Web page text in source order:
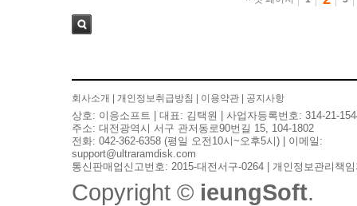
회사소개 개인정보취급방침 이용약관 공지사항
상호: 이응소프트 | 대표: 김택원 | 사업자등록번호: 314-21-
주소: 대전광역시 서구 관저동로90번길 15, 104-1802
전화: 042-362-6358 (평일 오전10시~오후5시) | 이메일:
support@ultraramdisk.com
통신판매업신고번호: 2015-대전서구-0264 | 개인정보관리책
Copyright © ieungSoft.